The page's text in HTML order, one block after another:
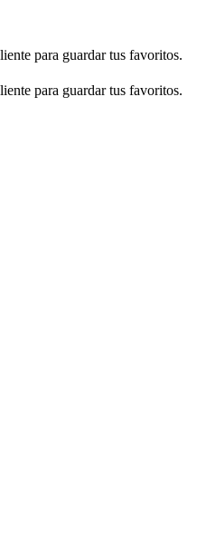
para guardar tus favoritos.
para guardar tus favoritos.